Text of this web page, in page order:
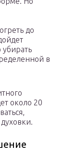
до
в
около 20